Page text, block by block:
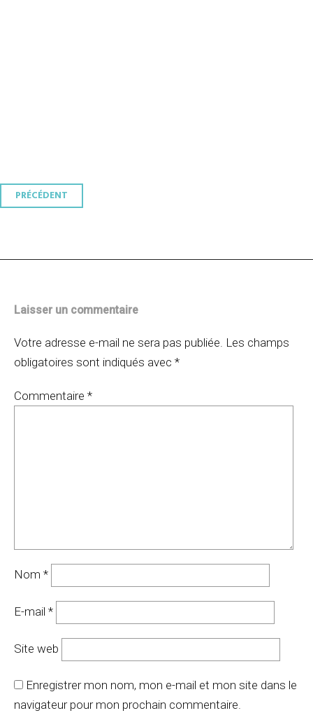
Navigation
PRÉCÉDENT
Laisser un commentaire
Votre adresse e-mail ne sera pas publiée. Les champs
obligatoires sont indiqués avec *
Commentaire *
Nom *
E-mail *
Site web
Enregistrer mon nom, mon e-mail et mon site dans le
navigateur pour mon prochain commentaire.